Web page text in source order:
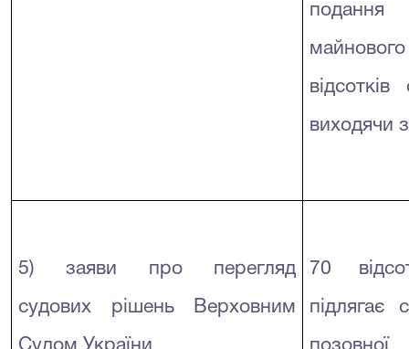
подання
виходячи
5) заяви про перегляд
судових рішень Верховним
Судом України
70
підлягає